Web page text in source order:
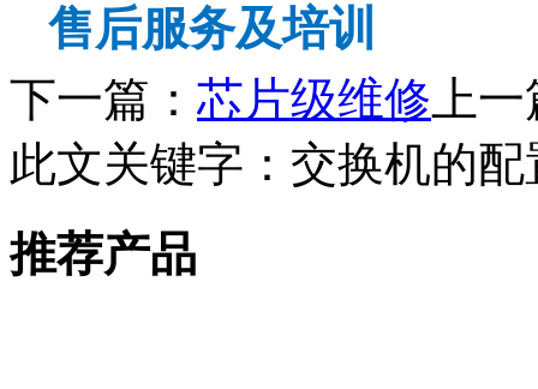
售后服务及培训
下一篇： 芯片级维修 上
此文关键字： 交换机的配
推荐产品